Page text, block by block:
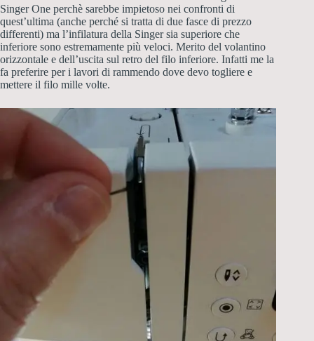
Singer One perchè sarebbe impietoso nei confronti di
quest’ultima (anche perché si tratta di due fasce di prezzo
differenti) ma l’infilatura della Singer sia superiore che
inferiore sono estremamente più veloci. Merito del volantino
orizzontale e dell’uscita sul retro del filo inferiore. Infatti me la
fa preferire per i lavori di rammendo dove devo togliere e
mettere il filo mille volte.